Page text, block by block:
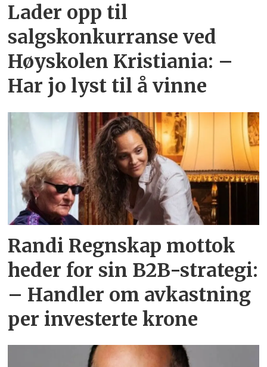
Lader opp til
salgskonkurranse ved
Høyskolen Kristiania: –
Har jo lyst til å vinne
Randi Regnskap mottok
heder for sin B2B-strategi:
– Handler om avkastning
per investerte krone